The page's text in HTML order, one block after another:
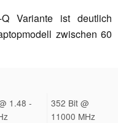
Variante ist deutlich
zwischen 60
1.48 -
352 Bit @
11000 MHz